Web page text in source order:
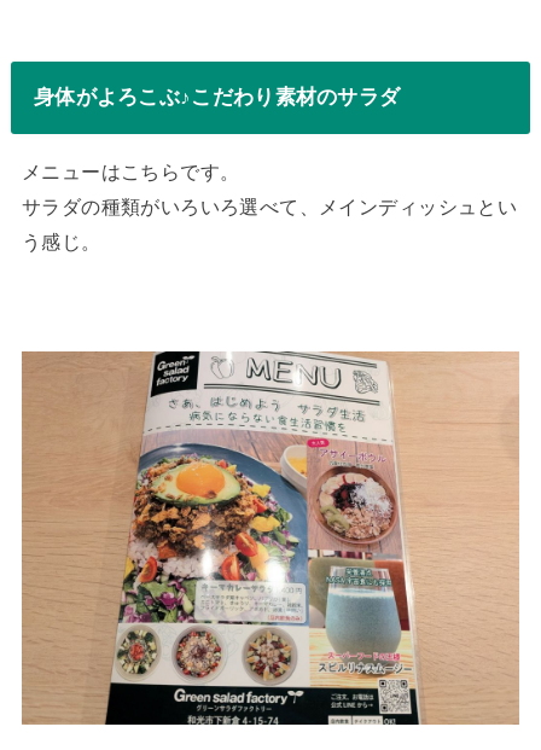
身体がよろこぶ♪こだわり素材のサラダ
メニューはこちらです。
サラダの種類がいろいろ選べて、メインディッシュとい
う感じ。